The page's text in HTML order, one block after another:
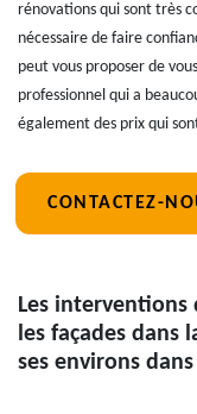
rénovations qui sont très
nécessaire de faire
peut vous proposer de
professionnel qui a
également des prix qui
CONTACTEZ-
Les interventions
les façades dans
ses environs